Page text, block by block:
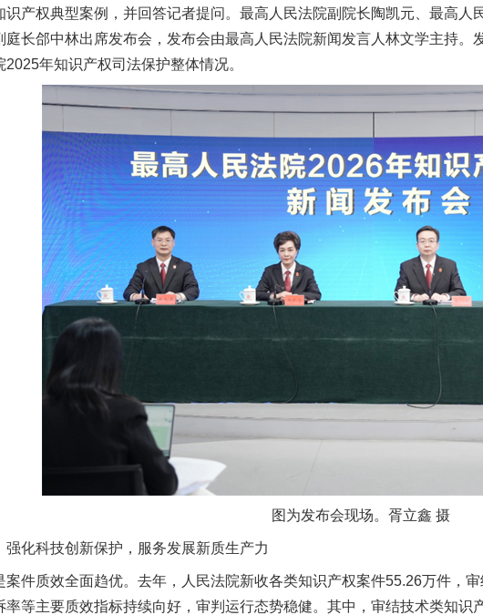
识产权典型案例，并回答记者提问。最高人民法院副院长陶凯元、最高
庭长郃中林出席发布会，发布会由最高人民法院新闻发言人林文学主持。
2025年知识产权司法保护整体情况。
图为发布会现场。胥立鑫 摄
科技创新保护，服务发展新质生产力
质效全面趋优。去年，人民法院新收各类知识产权案件55.26万件，审
率等主要质效指标持续向好，审判运行态势稳健。其中，审结技术类知识